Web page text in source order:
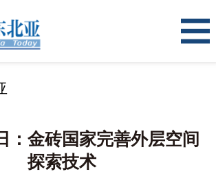
：金砖国家完善外层空间
探索技术